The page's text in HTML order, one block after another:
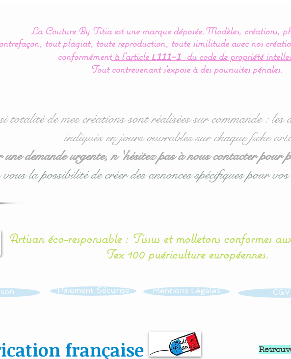
La Couture By Titia est une marque déposée. Modèles, créations,
tout plagiat, toute reproduction, toute similitude avec nos
conformémentà l’article L111-1
du code de propriété
Tout contrevenant s'expose à des poursuites pénales.
totalité de mes créations sont réalisées sur commande :
indiqués en jours ouvrables sur chaque fiche
demande urgente, n 'hésitez pas à nous contacter pour
la possibilité de créer des annonces spécifiques pour
Artisan éco-responsable : Tissus et molletons conformes
Tex 100 puériculture européennes.
Paiement Sécurisé Mentions Légales
française
CGV